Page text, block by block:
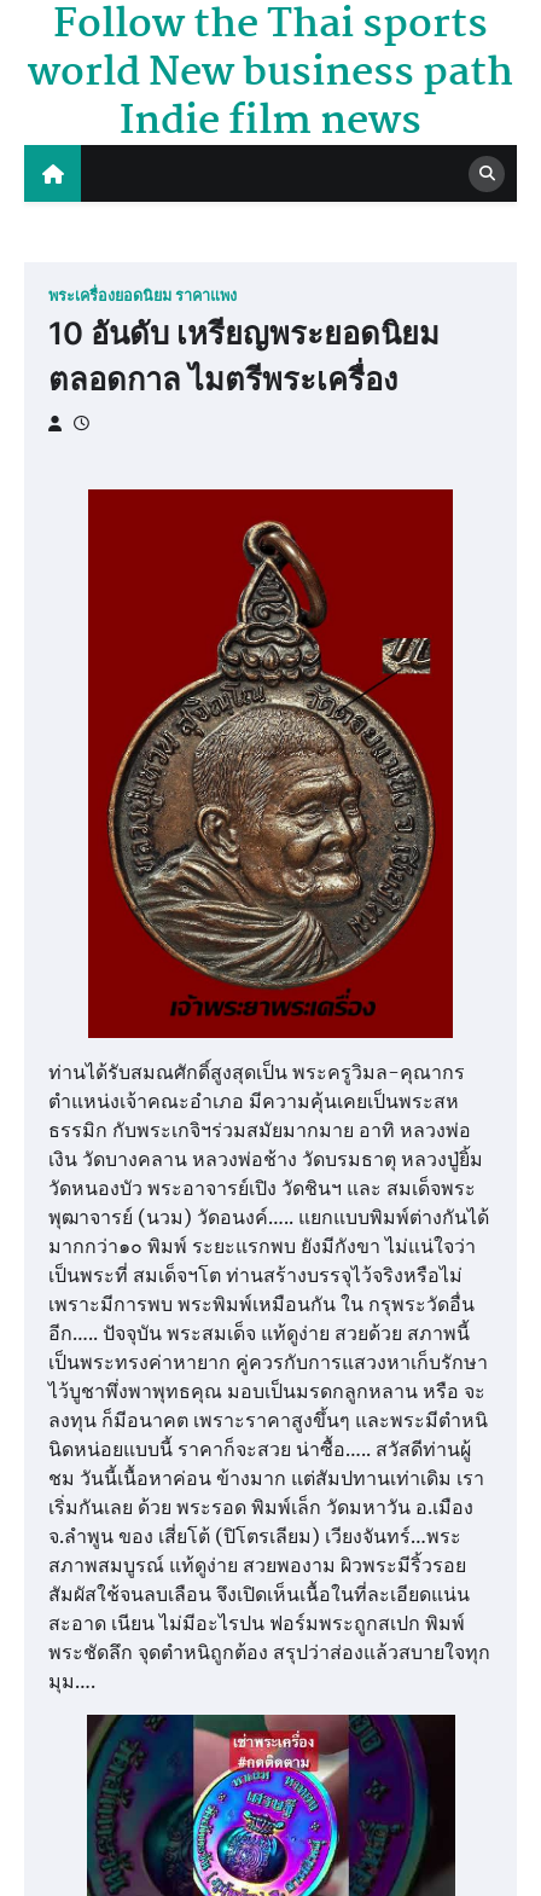
content
Follow the Thai sports
world New business path
Indie film news
พระเครื่องยอดนิยม ราคาแพง
10 อันดับ เหรียญพระยอดนิยม
ตลอดกาล ไมตรีพระเครื่อง
ท่านได้รับสมณศักดิ์สูงสุดเป็น พระครูวิมล-คุณากร
ตำแหน่งเจ้าคณะอำเภอ มีความคุ้นเคยเป็นพระสห
ธรรมิก กับพระเกจิฯร่วมสมัยมากมาย อาทิ หลวงพ่อ
เงิน วัดบางคลาน หลวงพ่อช้าง วัดบรมธาตุ หลวงปู่ยิ้ม
วัดหนองบัว พระอาจารย์เปิง วัดชินฯ และ สมเด็จพระ
พุฒาจารย์ (นวม) วัดอนงค์….. แยกแบบพิมพ์ต่างกันได้
มากกว่า๑๐ พิมพ์ ระยะแรกพบ ยังมีกังขา ไม่แน่ใจว่า
เป็นพระที่ สมเด็จฯโต ท่านสร้างบรรจุไว้จริงหรือไม่
เพราะมีการพบ พระพิมพ์เหมือนกัน ใน กรุพระวัดอื่น
อีก….. ปัจจุบัน พระสมเด็จ แท้ดูง่าย สวยด้วย สภาพนี้
เป็นพระทรงค่าหายาก คู่ควรกับการแสวงหาเก็บรักษา
ไว้บูชาพึ่งพาพุทธคุณ มอบเป็นมรดกลูกหลาน หรือ จะ
ลงทุน ก็มีอนาคต เพราะราคาสูงขึ้นๆ และพระมีตำหนิ
นิดหน่อยแบบนี้ ราคาก็จะสวย น่าซื้อ….. สวัสดีท่านผู้
ชม วันนี้เนื้อหาค่อน ข้างมาก แต่สัมปทานเท่าเดิม เรา
เริ่มกันเลย ด้วย พระรอด พิมพ์เล็ก วัดมหาวัน อ.เมือง
จ.ลำพูน ของ เสี่ยโต้ (ปิโตรเลียม) เวียงจันทร์…พระ
สภาพสมบูรณ์ แท้ดูง่าย สวยพองาม ผิวพระมีริ้วรอย
สัมผัสใช้จนลบเลือน จึงเปิดเห็นเนื้อในที่ละเอียดแน่น
สะอาด เนียน ไม่มีอะไรปน ฟอร์มพระถูกสเปก พิมพ์
พระชัดลึก จุดตำหนิถูกต้อง สรุปว่าส่องแล้วสบายใจทุก
มุม….